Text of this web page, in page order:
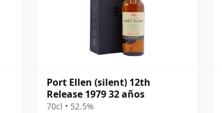
Port Ellen (silent) 12th
Release 1979 32 años
70cl • 52.5%